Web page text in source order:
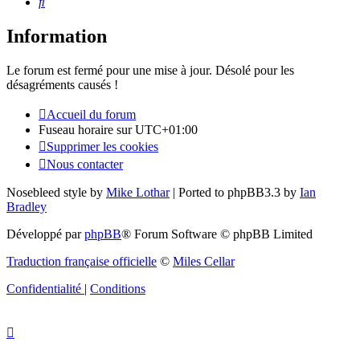
Information
Le forum est fermé pour une mise à jour. Désolé pour les
désagréments causés !
Accueil du forum
Fuseau horaire surUTC+01:00
Supprimer les cookies
Nous contacter
Nosebleed style by Mike Lothar| Ported to phpBB3.3 by Ian
Bradley
Développé parphpBB® Forum Software © phpBB Limited
Traduction française officielle © Miles Cellar
Confidentialité | Conditions